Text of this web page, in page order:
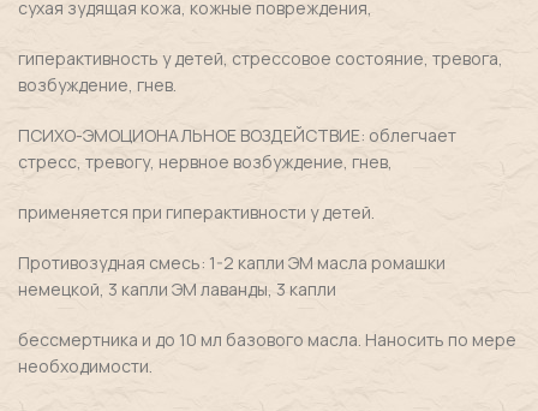
сухая зудящая кожа, кожные повреждения,
гиперактивность у детей, стрессовое состояние, тревога,
возбуждение, гнев.
ПСИХО-ЭМОЦИОНАЛЬНОЕ ВОЗДЕЙСТВИЕ: облегчает
стресс, тревогу, нервное возбуждение, гнев,
применяется при гиперактивности у детей.
Противозудная смесь: 1-2 капли ЭМ масла ромашки
немецкой, 3 капли ЭМ лаванды, 3 капли
бессмертника и до 10 мл базового масла. Наносить по мере
необходимости.